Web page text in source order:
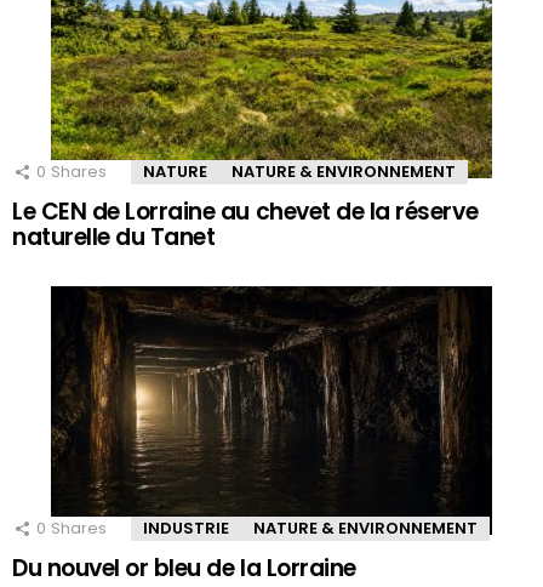
0 Shares NATURE NATURE & ENVIRONNEMENT
Le CEN de Lorraine au chevet de la réserve
naturelle du Tanet
0 Shares INDUSTRIE NATURE & ENVIRONNEMENT
Du nouvel or bleu de la Lorraine